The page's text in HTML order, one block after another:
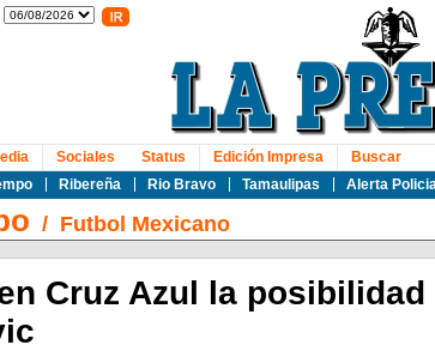
Ribereña Rio Bravo Tamaulipas Alerta
Sociales Status Edición Impresa Buscar
/ Futbol Mexicano
Cruz Azul la